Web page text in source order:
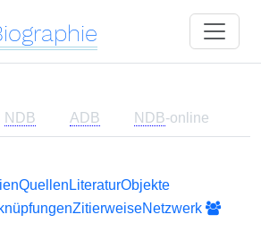
NDB ADB NDB-online
Quellen LiteraturObjekte
ZitierweiseNetzwerk